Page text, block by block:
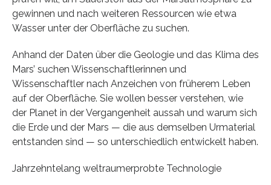
gewinnen und nach weiteren Ressourcen wie etwa
Wasser unter der Oberfläche zu suchen.
Anhand der Daten über die Geologie und das Klima des
Mars’ suchen Wissenschaftlerinnen und
Wissenschaftler nach Anzeichen von früherem Leben
auf der Oberfläche. Sie wollen besser verstehen, wie
der Planet in der Vergangenheit aussah und warum sich
die Erde und der Mars — die aus demselben Urmaterial
entstanden sind — so unterschiedlich entwickelt haben.
Jahrzehntelang weltraumerprobte Technologie